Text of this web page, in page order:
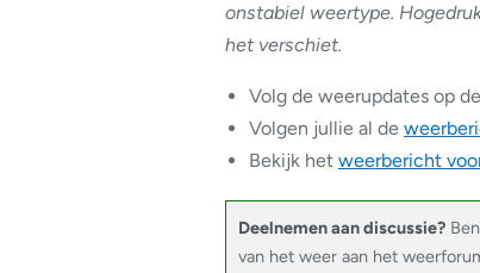
onstabiel weertype.
het verschiet.
Volg de weerupdates op
Volgen jullie al de
Bekijk het weerbericht
Deelnemen aan discussie?
van het weer aan het